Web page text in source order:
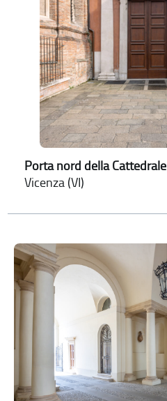
Porta nord della Cattedrale
Vicenza (VI)